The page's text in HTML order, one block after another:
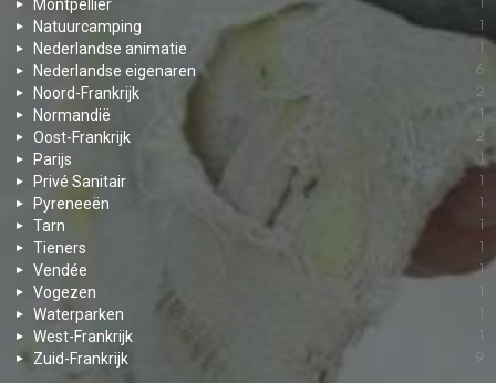
Montpellier
Natuurcamping
Nederlandse animatie
Nederlandse eigenaren 6
Noord-Frankrijk 2
Normandië
Oost-Frankrijk 2
Parijs
Privé Sanitair
Pyreneeën
Tarn
Tieners
Vendée 1
Vogezen
Waterparken
West-Frankrijk
Zuid-Frankrijk 9